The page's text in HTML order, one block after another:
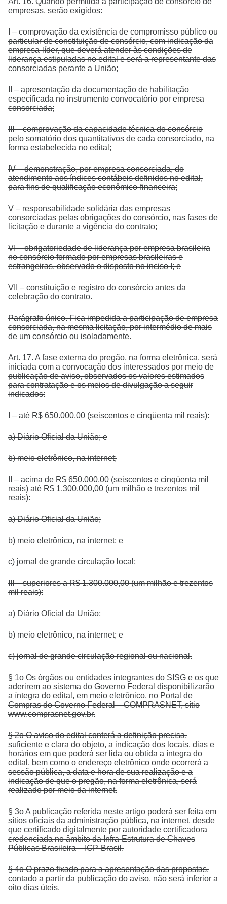
empresas, serão exigidos:
I – comprovação da existência de compromisso público ou
particular de constituição de consórcio, com indicação da
empresa-líder, que deverá atender às condições de
liderança estipuladas no edital e será a representante das
consorciadas perante a União;
II – apresentação da documentação de habilitação
especificada no instrumento convocatório por empresa
consorciada;
III – comprovação da capacidade técnica do consórcio
pelo somatório dos quantitativos de cada consorciado, na
forma estabelecida no edital;
IV – demonstração, por empresa consorciada, do
atendimento aos índices contábeis definidos no edital,
para fins de qualificação econômico-financeira;
V – responsabilidade solidária das empresas
consorciadas pelas obrigações do consórcio, nas fases de
licitação e durante a vigência do contrato;
VI – obrigatoriedade de liderança por empresa brasileira
no consórcio formado por empresas brasileiras e
estrangeiras, observado o disposto no inciso I; e
VII – constituição e registro do consórcio antes da
celebração do contrato.
Parágrafo único. Fica impedida a participação de empresa
consorciada, na mesma licitação, por intermédio de mais
de um consórcio ou isoladamente.
Art. 17. A fase externa do pregão, na forma eletrônica, será
iniciada com a convocação dos interessados por meio de
publicação de aviso, observados os valores estimados
para contratação e os meios de divulgação a seguir
indicados:
I – até R$ 650.000,00 (seiscentos e cinqüenta mil reais):
a) Diário Oficial da União; e
b) meio eletrônico, na internet;
II – acima de R$ 650.000,00 (seiscentos e cinqüenta mil
reais) até R$ 1.300.000,00 (um milhão e trezentos mil
reais):
a) Diário Oficial da União;
b) meio eletrônico, na internet; e
c) jornal de grande circulação local;
III – superiores a R$ 1.300.000,00 (um milhão e trezentos
mil reais):
a) Diário Oficial da União;
b) meio eletrônico, na internet; e
c) jornal de grande circulação regional ou nacional.
§ 1o Os órgãos ou entidades integrantes do SISG e os que
aderirem ao sistema do Governo Federal disponibilizarão
a íntegra do edital, em meio eletrônico, no Portal de
Compras do Governo Federal – COMPRASNET, sítio
www.comprasnet.gov.br.
§ 2o O aviso do edital conterá a definição precisa,
suficiente e clara do objeto, a indicação dos locais, dias e
horários em que poderá ser lida ou obtida a íntegra do
edital, bem como o endereço eletrônico onde ocorrerá a
sessão pública, a data e hora de sua realização e a
indicação de que o pregão, na forma eletrônica, será
realizado por meio da internet.
§ 3o A publicação referida neste artigo poderá ser feita em
sítios oficiais da administração pública, na internet, desde
que certificado digitalmente por autoridade certificadora
credenciada no âmbito da Infra-Estrutura de Chaves
Públicas Brasileira – ICP-Brasil.
§ 4o O prazo fixado para a apresentação das propostas,
contado a partir da publicação do aviso, não será inferior a
oito dias úteis.